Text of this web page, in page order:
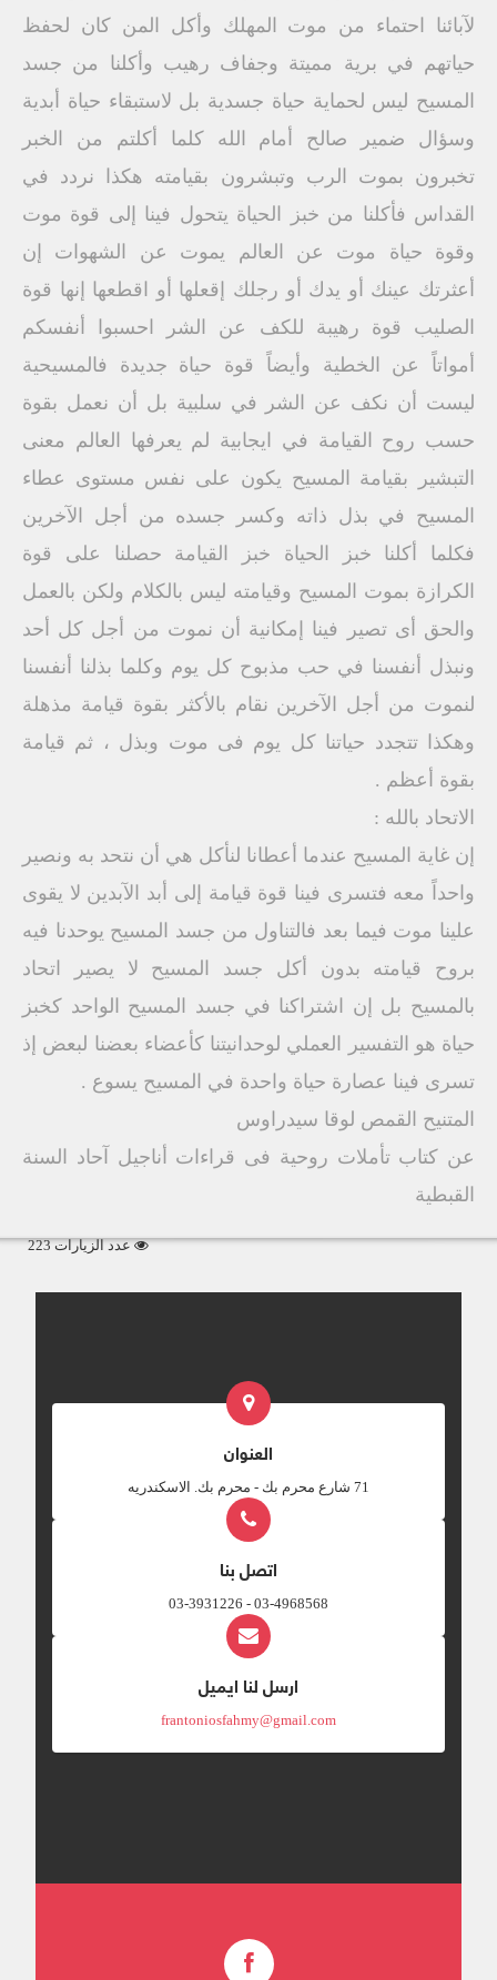
لآبائنا احتماء من موت المهلك وأكل المن كان لحفظ
حياتهم في برية مميتة وجفاف رهيب وأكلنا من جسد
المسيح ليس لحماية حياة جسدية بل لاستبقاء حياة أبدية
وسؤال ضمير صالح أمام الله كلما أكلتم من الخبر
تخبرون بموت الرب وتبشرون بقيامته هكذا نردد في
القداس فأكلنا من خبز الحياة يتحول فينا إلى قوة موت
وقوة حياة موت عن العالم يموت عن الشهوات إن
أعثرتك عينك أو يدك أو رجلك إقعلها أو اقطعها إنها قوة
الصليب قوة رهيبة للكف عن الشر احسبوا أنفسكم
أمواتاً عن الخطية وأيضاً قوة حياة جديدة فالمسيحية
ليست أن نكف عن الشر في سلبية بل أن نعمل بقوة
حسب روح القيامة في ايجابية لم يعرفها العالم معنى
التبشير بقيامة المسيح يكون على نفس مستوى عطاء
المسيح في بذل ذاته وكسر جسده من أجل الآخرين
فكلما أكلنا خبز الحياة خبز القيامة حصلنا على قوة
الكرازة بموت المسيح وقيامته ليس بالكلام ولكن بالعمل
والحق أى تصير فينا إمكانية أن نموت من أجل كل أحد
ونبذل أنفسنا في حب مذبوح كل يوم وكلما بذلنا أنفسنا
لنموت من أجل الآخرين نقام بالأكثر بقوة قيامة مذهلة
وهكذا تتجدد حياتنا كل يوم فى موت وبذل ، ثم قيامة
بقوة أعظم .
الاتحاد بالله :
إن غاية المسيح عندما أعطانا لنأكل هي أن نتحد به ونصير
واحداً معه فتسرى فينا قوة قيامة إلى أبد الآبدين لا يقوى
علينا موت فيما بعد فالتناول من جسد المسيح يوحدنا فيه
بروح قيامته بدون أكل جسد المسيح لا يصير اتحاد
بالمسيح بل إن اشتراكنا في جسد المسيح الواحد كخبز
حياة هو التفسير العملي لوحدانيتنا كأعضاء بعضنا لبعض إذ
تسرى فينا عصارة حياة واحدة في المسيح يسوع .
المتنيح القمص لوقا سيدراوس
عن كتاب تأملات روحية فى قراءات أناجيل آحاد السنة
القبطية
عدد الزيارات 223
العنوان
‎71 شارع محرم بك - محرم بك. الاسكندريه
اتصل بنا
03-4968568 - 03-3931226
ارسل لنا ايميل
frantoniosfahmy@gmail.com